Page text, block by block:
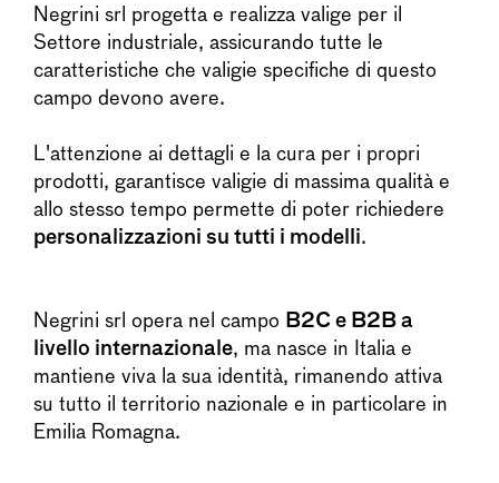
Negrini srl progetta e realizza valige per il
Settore industriale, assicurando tutte le
caratteristiche che valigie specifiche di questo
campo devono avere.
L'attenzione ai dettagli e la cura per i propri
prodotti, garantisce valigie di massima qualità e
allo stesso tempo permette di poter richiedere
personalizzazioni su tutti i modelli.
Negrini srl opera nel campo B2C e B2B a
livello internazionale, ma nasce in Italia e
mantiene viva la sua identità, rimanendo attiva
su tutto il territorio nazionale e in particolare in
Emilia Romagna.